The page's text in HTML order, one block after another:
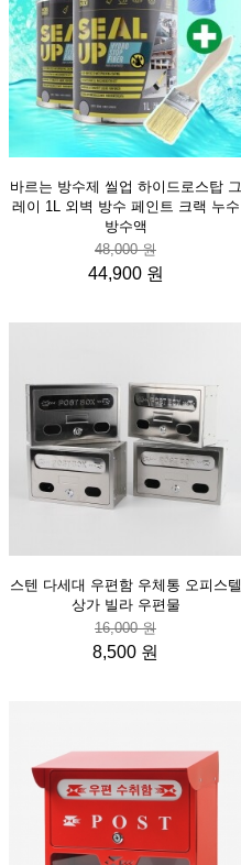
바르는 방수제 씰업 하이드로스탑 그
레이 1L 외벽 방수 페인트 크랙 누수
방수액
48,000 원
44,900 원
스텐 다세대 우편함 우체통 오피스텔
상가 빌라 우편물
16,000 원
8,500 원